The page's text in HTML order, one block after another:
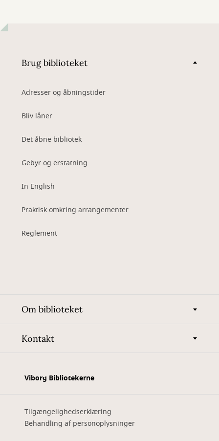
Brug biblioteket
Adresser og åbningstider
Bliv låner
Det åbne bibliotek
Gebyr og erstatning
In English
Praktisk omkring arrangementer
Reglement
Om biblioteket
Kontakt
Viborg Bibliotekerne
Tilgængelighedserklæring
Behandling af personoplysninger